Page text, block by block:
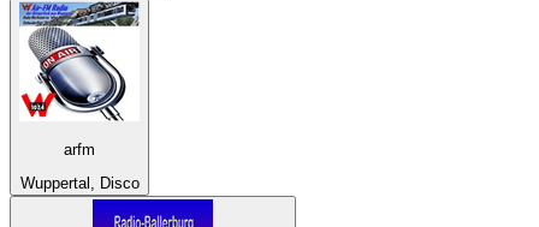
arfm
Wuppertal, Disco